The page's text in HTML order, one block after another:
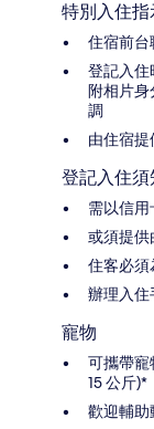
特別入住指
住宿前台
登記入住
附相片身
調
由住宿提
登記入住須
需以信
或須提供
住客必須
辦理入住
寵物
可攜帶寵
15 公斤)*
歡迎輔助